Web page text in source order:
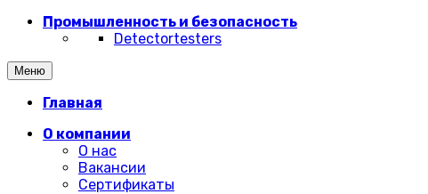
Промышленность и безопасность
Detectortesters
Меню
Главная
О компании
О нас
Вакансии
Сертификаты